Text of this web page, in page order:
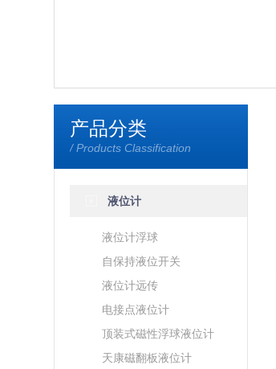
产品分类
/ Products Classification
液位计
液位计浮球
自保持液位开关
液位计远传
电接点液位计
顶装式磁性浮球液位计
天康磁翻板液位计